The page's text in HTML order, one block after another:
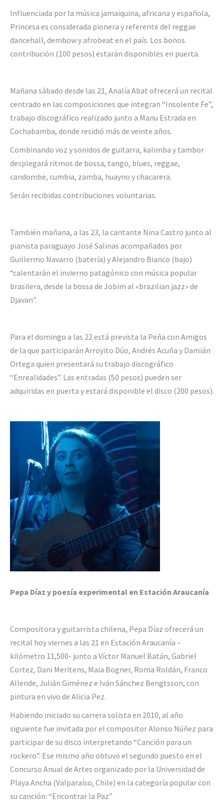
Influenciada por la música jamaiquina, africana y española,
Princesa es considerada pionera y referente del reggae
dancehall, dembow y afrobeat en el país. Los bonos
contribución (100 pesos) estarán disponibles en puerta.
Mañana sábado desde las 21, Analía Abat ofrecerá un recital
centrado en las composiciones que integran “Insolente Fe”,
trabajo discográfico realizado junto a Manu Estrada en
Cochabamba, donde residió más de veinte años.
Combinando voz y sonidos de guitarra, kalimba y tambor
desplegará ritmos de bossa, tango, blues, reggae,
candombe, cumbia, zamba, huayno y chacarera.
Serán recibidas contribuciones voluntarias.
También mañana, a las 23, la cantante Nina Castro junto al
pianista paraguayo José Salinas acompañados por
Guillermo Navarro (batería) y Alejandro Bianco (bajo)
“calentarán el invierno patagónico con música popular
brasilera, desde la bossa de Jobim al «brazilian jazz» de
Djavan”.
Para el domingo a las 22 está prevista la Peña con Amigos
de la que participarán Arroyito Dúo, Andrés Acuña y Damián
Ortega quien presentará su trabajo discográfico
“Enrealidades”. Las entradas (50 pesos) pueden ser
adquiridas en puerta y estará disponible el disco (200 pesos).
Pepa Díaz y poesía experimental en Estación Araucanía
Compositora y guitarrista chilena, Pepa Díaz ofrecerá un
recital hoy viernes a las 21 en Estación Araucanía –
kilómetro 11,500- junto a Víctor Manuel Batán, Gabriel
Cortez, Dani Meritens, Maia Bogner, Roma Roldán, Franco
Allende, Julián Giménez e Iván Sánchez Bengtsson, con
pintura en vivo de Alicia Pez.
Habiendo iniciado su carrera solista en 2010, al año
siguiente fue invitada por el compositor Alonso Núñez para
participar de su disco interpretando “Canción para un
rockero”. Ese mismo año obtuvo el segundo puesto en el
Concurso Anual de Artes organizado por la Universidad de
Playa Ancha (Valparaíso, Chile) en la categoría popular con
su canción: “Encontrar la Paz”